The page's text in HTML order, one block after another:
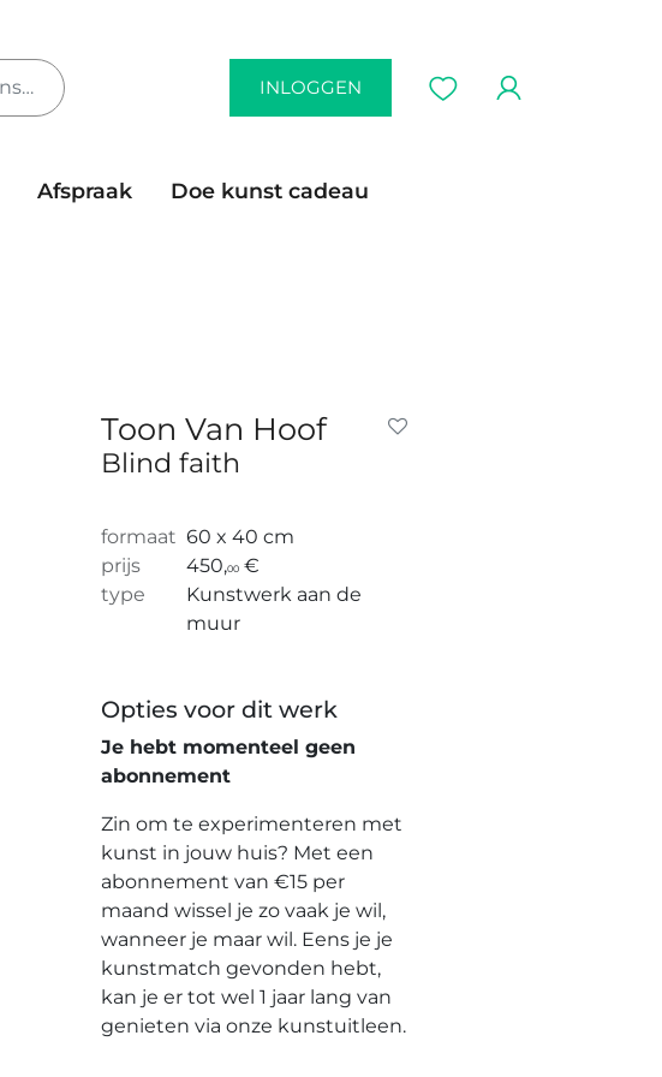
INLOGGEN
Afspraak
Doe kunst cadeau
Toon Van Hoof
Blind faith
formaat 60 x 40 cm
prijs
450,00 €
type
Kunstwerk aan de
muur
Opties voor dit werk
Je hebt momenteel geen
abonnement
Zin om te experimenteren met
kunst in jouw huis? Met een
abonnement van €15 per
maand wissel je zo vaak je wil,
wanneer je maar wil. Eens je je
kunstmatch gevonden hebt,
kan je er tot wel 1 jaar lang van
genieten via onze kunstuitleen.